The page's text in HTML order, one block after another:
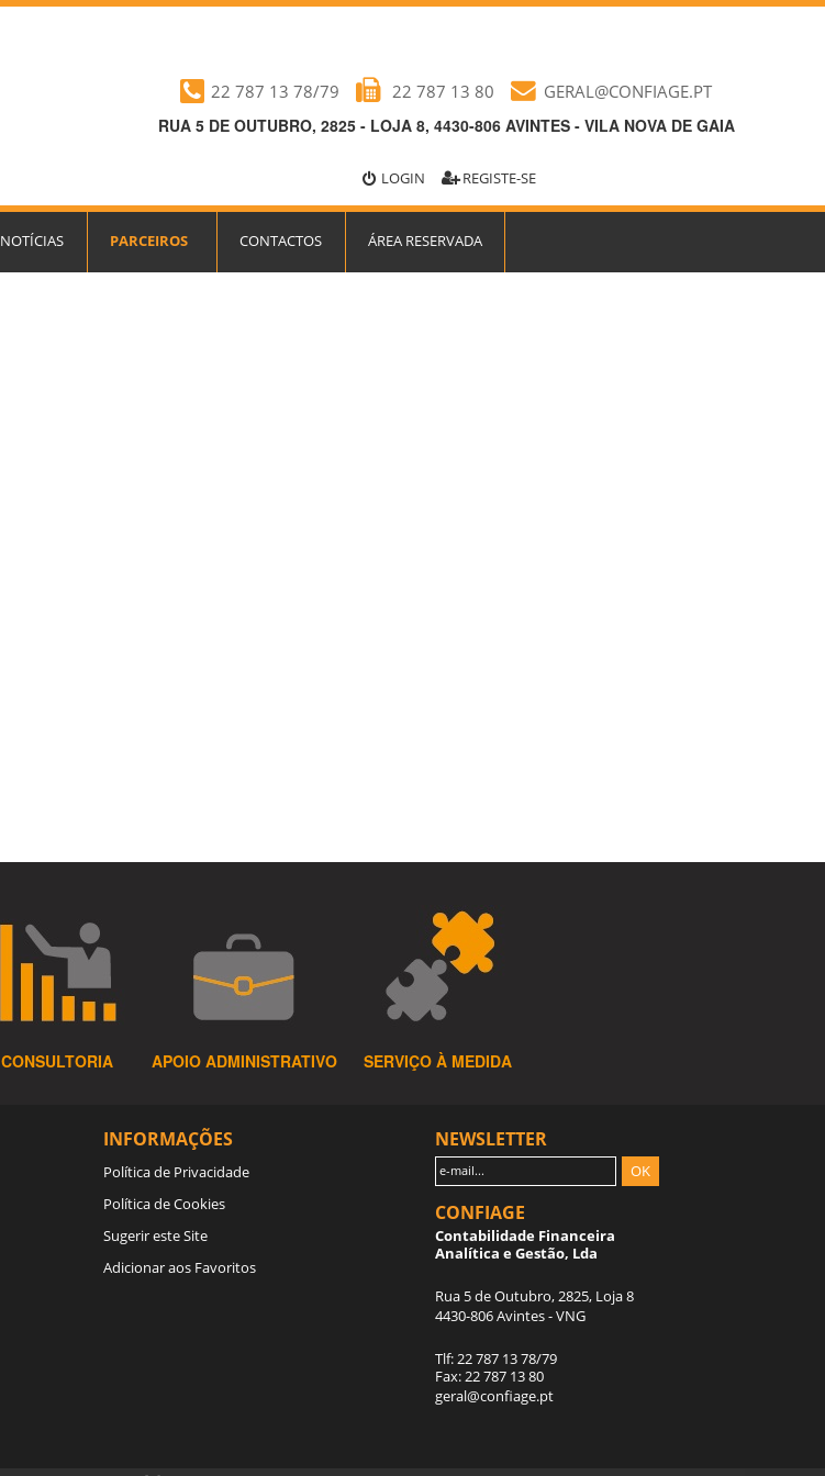
22 787 13 78/79 22 787 13 80
GERAL@CONFIAGE.PT
RUA 5 DE OUTUBRO, 2825 - LOJA 8, 4430-806 AVINTES - VILA NOVA DE GAIA
LOGIN REGISTE-SE
NOTÍCIAS PARCEIROS CONTACTOS ÁREA RESERVADA
CONSULTORIA APOIO ADMINISTRATIVO SERVIÇO À MEDIDA
INFORMAÇÕES
Política de Privacidade
Política de Cookies
Sugerir este Site
Adicionar aos Favoritos
NEWSLETTER
OK
CONFIAGE
Contabilidade Financeira
Analítica e Gestão, Lda
Rua 5 de Outubro, 2825, Loja 8
4430-806 Avintes - VNG
Tlf: 22 787 13 78/79
Fax: 22 787 13 80
geral@confiage.pt